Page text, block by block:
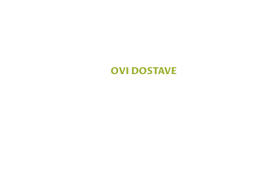
ne možemo da
su deo naše ponude,
TROŠKOVI DOSTAVE